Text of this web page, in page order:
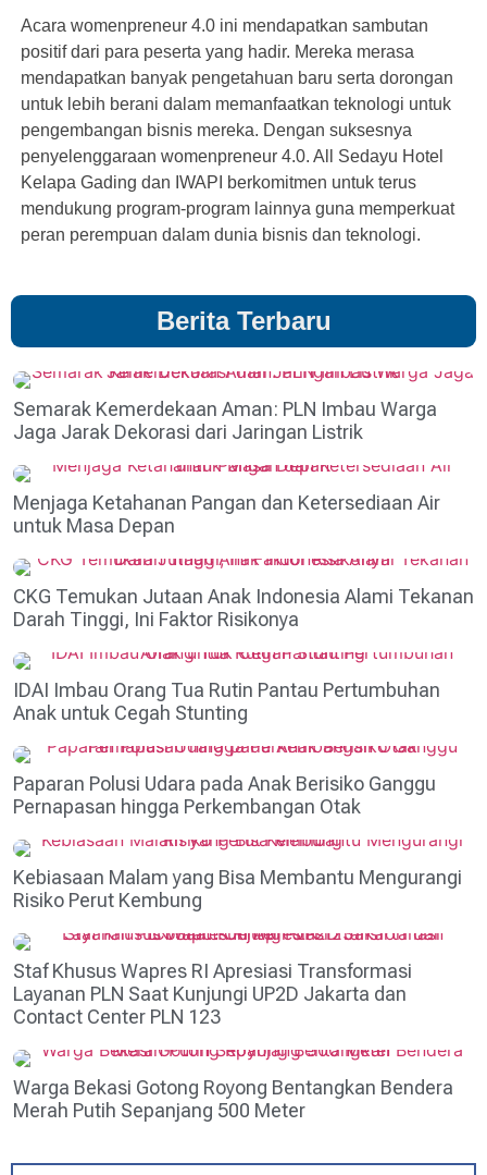
Acara womenpreneur 4.0 ini mendapatkan sambutan
positif dari para peserta yang hadir. Mereka merasa
mendapatkan banyak pengetahuan baru serta dorongan
untuk lebih berani dalam memanfaatkan teknologi untuk
pengembangan bisnis mereka. Dengan suksesnya
penyelenggaraan womenpreneur 4.0. All Sedayu Hotel
Kelapa Gading dan IWAPI berkomitmen untuk terus
mendukung program-program lainnya guna memperkuat
peran perempuan dalam dunia bisnis dan teknologi.
Berita Terbaru
Semarak Kemerdekaan Aman: PLN Imbau Warga
Jaga Jarak Dekorasi dari Jaringan Listrik
Menjaga Ketahanan Pangan dan Ketersediaan Air
untuk Masa Depan
CKG Temukan Jutaan Anak Indonesia Alami Tekanan
Darah Tinggi, Ini Faktor Risikonya
IDAI Imbau Orang Tua Rutin Pantau Pertumbuhan
Anak untuk Cegah Stunting
Paparan Polusi Udara pada Anak Berisiko Ganggu
Pernapasan hingga Perkembangan Otak
Kebiasaan Malam yang Bisa Membantu Mengurangi
Risiko Perut Kembung
Staf Khusus Wapres RI Apresiasi Transformasi
Layanan PLN Saat Kunjungi UP2D Jakarta dan
Contact Center PLN 123
Warga Bekasi Gotong Royong Bentangkan Bendera
Merah Putih Sepanjang 500 Meter